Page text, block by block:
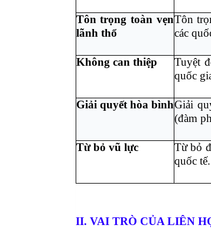
Tôn trọng toàn vẹn
lãnh thổ
Tôn
các
Không can thiệp
Tuyệt
quốc
Giải quyết hòa bìnhGiải
(đàm
Từ bỏ vũ lực
Từ bỏ
quốc tế.
II. VAI TRÒ CỦA LIÊN